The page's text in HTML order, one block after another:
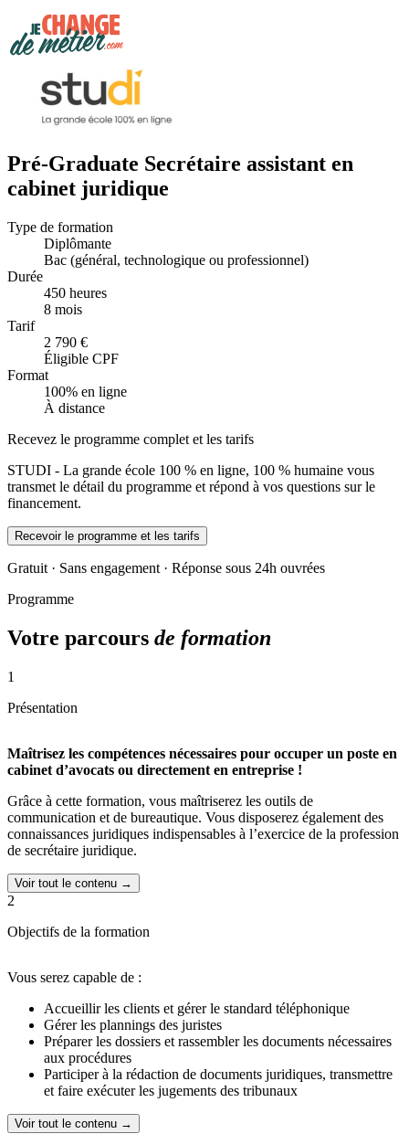
Pré-Graduate Secrétaire assistant en
cabinet juridique
Type de formation
Diplômante
Bac (général, technologique ou professionnel)
Durée
450 heures
8 mois
Tarif
2 790 €
Éligible CPF
Format
100% en ligne
À distance
Recevez le programme complet et les tarifs
STUDI - La grande école 100 % en ligne, 100 % humaine vous
transmet le détail du programme et répond à vos questions sur le
financement.
Recevoir le programme et les tarifs
Gratuit · Sans engagement · Réponse sous 24h ouvrées
Programme
Votre parcours de formation
1
Présentation
Maîtrisez les compétences nécessaires pour occuper un poste en
cabinet d’avocats ou directement en entreprise !
Grâce à cette formation, vous maîtriserez les outils de
communication et de bureautique. Vous disposerez également des
connaissances juridiques indispensables à l’exercice de la profession
de secrétaire juridique.
Voir tout le contenu →
2
Objectifs de la formation
Vous serez capable de :
Accueillir les clients et gérer le standard téléphonique
Gérer les plannings des juristes
Préparer les dossiers et rassembler les documents nécessaires
aux procédures
Participer à la rédaction de documents juridiques, transmettre
et faire exécuter les jugements des tribunaux
Voir tout le contenu →